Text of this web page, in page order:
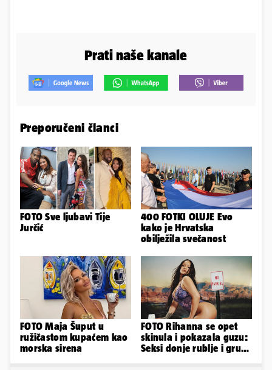
Prati naše kanale
Preporučeni članci
FOTO Sve ljubavi Tije
Jurčić
400 FOTKI OLUJE Evo
kako je Hrvatska
obilježila svečanost
FOTO Maja Šuput u
ružičastom kupaćem kao
morska sirena
FOTO Rihanna se opet
skinula i pokazala guzu:
Seksi donje rublje i grudi